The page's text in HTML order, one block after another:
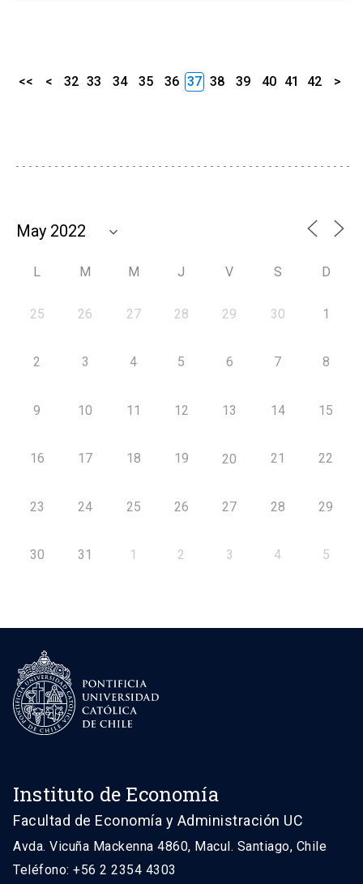
<< < 32 33 34 35 36 37 38 39 40 41 42 >
L M M J V S D
25 26 27 28 29 30 1
2 3 4 5 6 7 8
9 10 11 12 13 14 15
16 17 18 19 20 21 22
23 24 25 26 27 28 29
30 31 1 2 3 4 5
Instituto de Economía
Facultad de Economía y Administración UC
Avda. Vicuña Mackenna 4860, Macul. Santiago, Chile
Teléfono: +56 2 2354 4303